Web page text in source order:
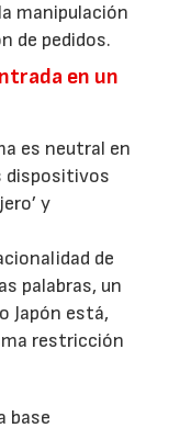
manipulación
de pedidos.
en un
es neutral en
dispositivos
y
de
palabras, un
Japón está,
restricción
base